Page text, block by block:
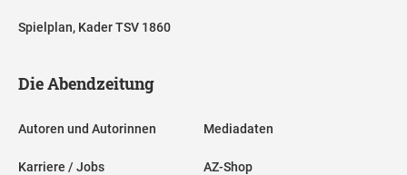
Spielplan, Kader TSV 1860
Die Abendzeitung
Autoren und Autorinnen
Karriere / Jobs
Mediadaten
AZ-Shop